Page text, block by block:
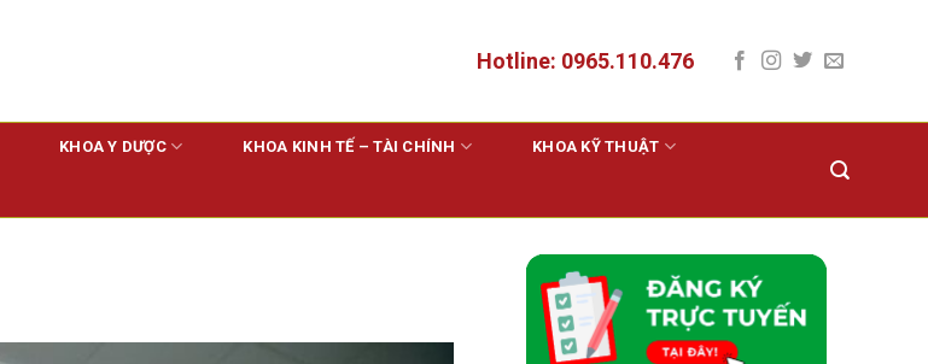
Hotline: 0965.110.476
KHOA Y DƯỢC KHOA KINH TẾ – TÀI CHÍNH KHOA KỸ THUẬT